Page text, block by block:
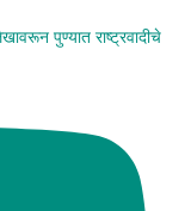
पुण्यात राष्ट्रवादीचे